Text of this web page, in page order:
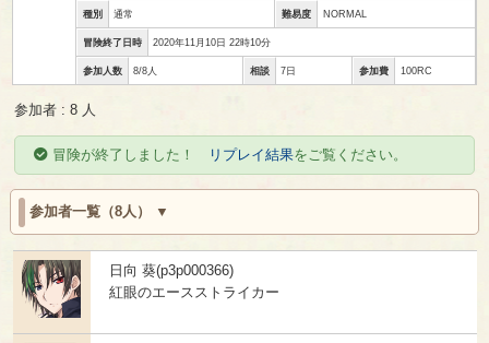
種別 通常 難易度 NORMAL
冒険終了日時 2020年11月10日 22時10分
参加人数 8/8人 相談 7日 参加費 100RC
参加者 : 8 人
冒険が終了しました！ リプレイ結果をご覧ください。
参加者一覧（8人）
日向 葵(p3p000366)
紅眼のエースストライカー